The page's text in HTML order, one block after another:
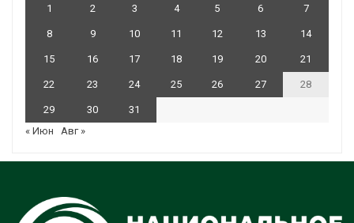
1 2 3 4 5 6 7
8 9 10 11 12 13 14
15 16 17 18 19 20 21
22 23 24 25 26 27 28
29 30
31
« Июн
Авг »